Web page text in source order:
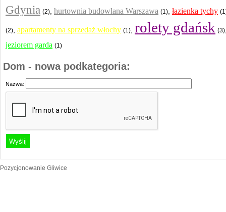
Gdynia (2) hurtownia budowlana Warszawa (1) łazienka tychy
(2) apartamenty na sprzedaż włochy (1) rolety gdańsk (3)
jeziorem garda (1)
Dom - nowa podkategoria:
Nazwa:
Pozycjonowanie Gliwice